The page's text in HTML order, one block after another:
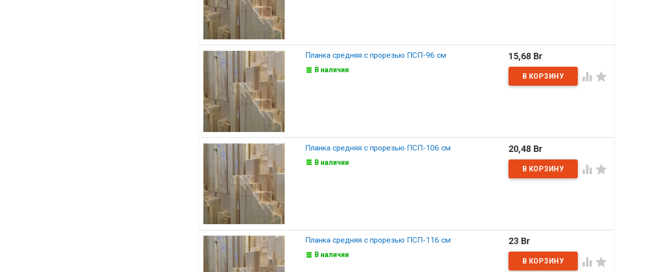
Планка средняя с прорезью ПСП-96 см
В наличии
15,68 Br
 
Планка средняя с прорезью ПСП-106 см
В наличии
20,48 Br
 
Планка средняя с прорезью ПСП-116 см
В наличии
23 Br
 